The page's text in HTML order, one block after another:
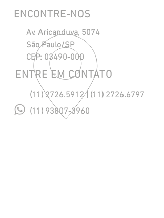
ENCONTRE-NOS
Av. Aricanduva, 5074
São Paulo/SP
CEP: 03490-000
ENTRE EM CONTATO
(11) 2726.5912| (11) 2726.6797
(11) 93807-3960